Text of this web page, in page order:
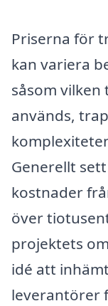
Priserna för
kan variera
såsom vilken
används,
Generellt
kostnader
över
projektets
idé att
leverantörer